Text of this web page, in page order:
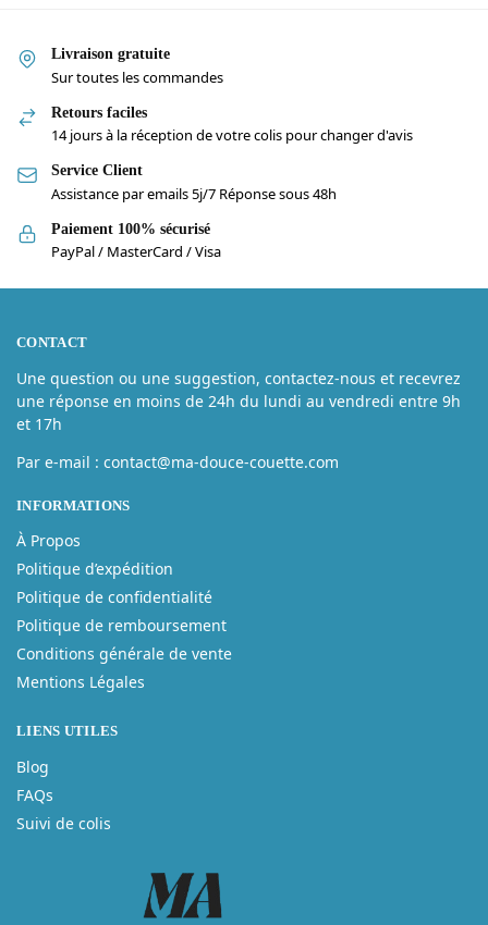
Livraison gratuite
Sur toutes les commandes
Retours faciles
14 jours à la réception de votre colis pour changer d'avis
Service Client
Assistance par emails 5j/7 Réponse sous 48h
Paiement 100% sécurisé
PayPal / MasterCard / Visa
CONTACT
Une question ou une suggestion, contactez-nous et recevrez
une réponse en moins de 24h du lundi au vendredi entre 9h
et 17h
Par e-mail : contact@ma-douce-couette.com
INFORMATIONS
À Propos
Politique d’expédition
Politique de confidentialité
Politique de remboursement
Conditions générale de vente
Mentions Légales
LIENS UTILES
Blog
FAQs
Suivi de colis